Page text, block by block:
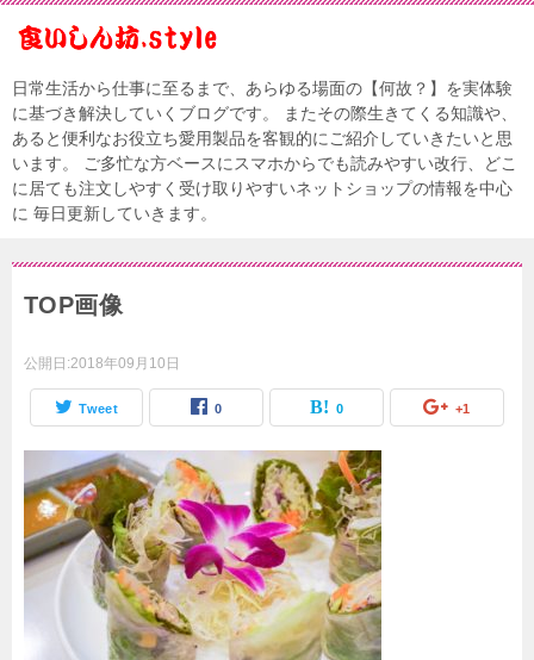
日常生活から仕事に至るまで、あらゆる場面の【何故？】を実体験
に基づき解決していくブログです。 またその際生きてくる知識や、
あると便利なお役立ち愛用製品を客観的にご紹介していきたいと思
います。 ご多忙な方ベースにスマホからでも読みやすい改行、どこ
に居ても注文しやすく受け取りやすいネットショップの情報を中心
に 毎日更新していきます。
TOP画像
公開日:2018年09月10日
Tweet 0 0 +1